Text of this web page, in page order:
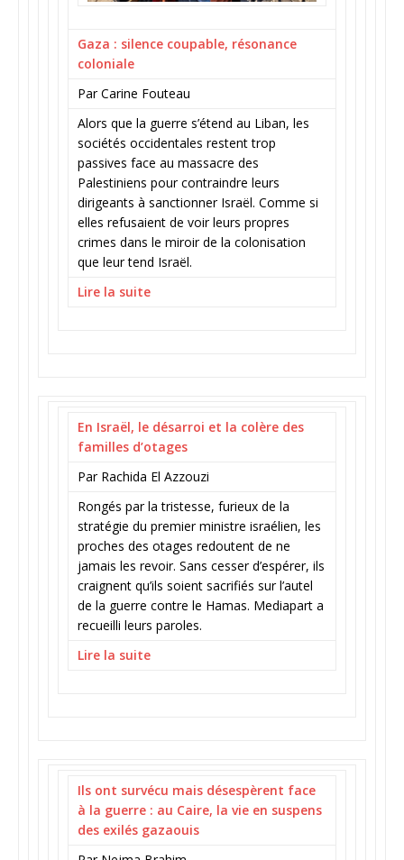
Gaza : silence coupable, résonance
coloniale
Par Carine Fouteau
Alors que la guerre s’étend au Liban, les
sociétés occidentales restent trop
passives face au massacre des
Palestiniens pour contraindre leurs
dirigeants à sanctionner Israël. Comme si
elles refusaient de voir leurs propres
crimes dans le miroir de la colonisation
que leur tend Israël.
Lire la suite
En Israël, le désarroi et la colère des
familles d’otages
Par Rachida El Azzouzi
Rongés par la tristesse, furieux de la
stratégie du premier ministre israélien, les
proches des otages redoutent de ne
jamais les revoir. Sans cesser d’espérer, ils
craignent qu’ils soient sacrifiés sur l’autel
de la guerre contre le Hamas. Mediapart a
recueilli leurs paroles.
Lire la suite
Ils ont survécu mais désespèrent face
à la guerre : au Caire, la vie en suspens
des exilés gazaouis